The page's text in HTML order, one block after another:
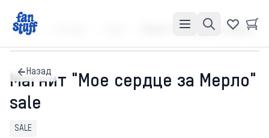
Главная Магнит "Мое сердце за Мерло" sale
Назад
Магнит "Мое сердце за Мерло"
sale
SALE